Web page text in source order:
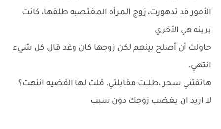
الأمور قد تدهورت، زوج المرأه المغتصبه طلقها، كانت
بريئه هي الأخري
حاولت أن أصلح بينهم لكن زوجها كان وغد قال كل شيء
انتهي.
هاتفتني سحر ،طلبت مقابلتي، قلت لها القضيه انتهت؟
لا اريد ان يغضب زوجك دون سبب